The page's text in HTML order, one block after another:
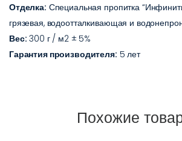
Отделка: Специальная пропитка
грязевая, водоотталкивающая и
Вес: 300 г / м2 ± 5%
Гарантия производителя: 5 лет
Похожие